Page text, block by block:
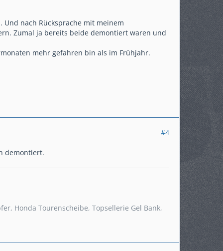
nach Rücksprache mit meinem
Zumal ja bereits beide demontiert waren und
mehr gefahren bin als im Frühjahr.
#4
demontiert.
Honda Tourenscheibe, Topsellerie Gel Bank,